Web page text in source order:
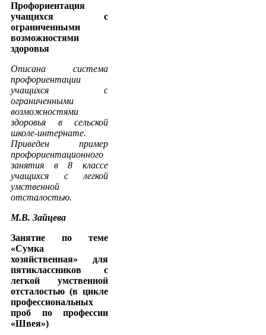
Профориентация
учащихся с
ограниченными
возможностями
здоровья
Описана система
профориентации
учащихся с
ограниченными
возможностями
здоровья в сельской
школе-интернате.
Приведен пример
профориентационного
занятия в 8 классе
учащихся с легкой
умственной
отсталостью.
М.В. Зайцева
Занятие по теме
«Сумка
хозяйственная» для
пятиклассников с
легкой умственной
отсталостью (в цикле
профессиональных
проб по профессии
«Швея»)